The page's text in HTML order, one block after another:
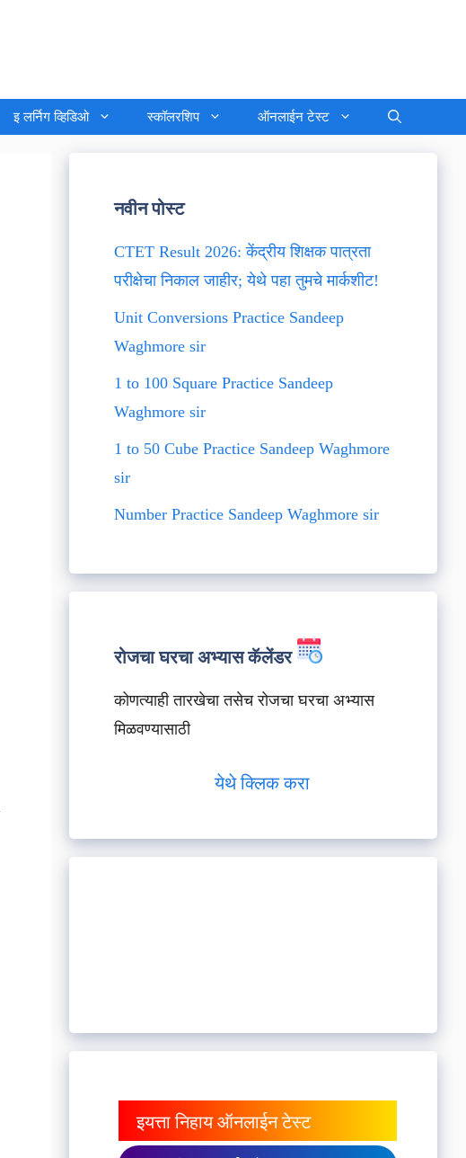
इ लर्निग व्हिडिओ स्कॉलरशिप ऑनलाईन टेस्ट
नवीन पोस्ट
CTET Result 2026: केंद्रीय शिक्षक पात्रता
परीक्षेचा निकाल जाहीर; येथे पहा तुमचे मार्कशीट!
Unit Conversions Practice Sandeep
Waghmore sir
1 to 100 Square Practice Sandeep
Waghmore sir
1 to 50 Cube Practice Sandeep Waghmore
sir
Number Practice Sandeep Waghmore sir
रोजचा घरचा अभ्यास कॅलेंडर
कोणत्याही तारखेचा तसेच रोजचा घरचा अभ्यास
मिळवण्यासाठी
येथे क्लिक करा
इयत्ता निहाय ऑनलाईन टेस्ट